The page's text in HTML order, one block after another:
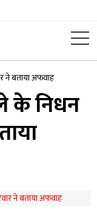
ने बताया अफवाह
के निधन